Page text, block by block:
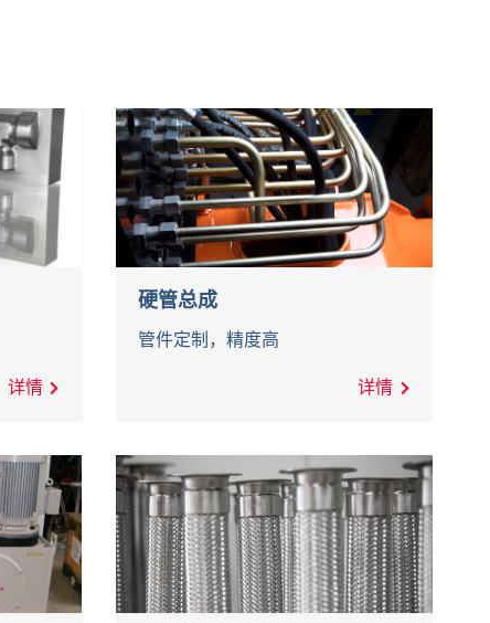
详情
硬管总成
管件定制，精度高
详情